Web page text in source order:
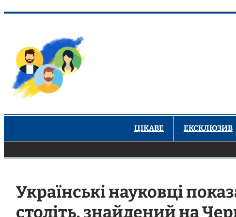
вмісту
ЦІКАВЕ ЕКСКЛЮЗИВ
Українські науковці
століть, знайдений на